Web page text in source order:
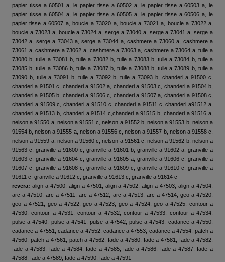
papier tisse a 60501 a, le papier tisse a 60502 a, le papier tisse a 60503 a, le
papier tisse a 60504 a, le papier tisse a 60505 a, le papier tisse a 60506 a, le
papier tisse a 60507 a, boucle a 73020 a, boucle a 73021 a, boucle a 73022 a,
boucle a 73023 a, boucle a 73024 a, serge a 73040 a, serge a 73041 a, serge a
73042 a, serge a 73043 a, serge a 73044 a, cashmere a 73060 a, cashmere a
73061 a, cashmere a 73062 a, cashmere a 73063 a, cashmere a 73064 a, tulle a
73080 b, tulle a 73081 b, tulle a 73082 b, tulle a 73083 b, tulle a 73084 b, tulle a
73085 b, tulle a 73086 b, tulle a 73087 b, tulle a 73088 b, tulle a 73089 b, tulle a
73090 b, tulle a 73091 b, tulle a 73092 b, tulle a 73093 b, chanderi a 91500 c,
chanderi a 91501 c, chanderi a 91502 a, chanderi a 91503 c, chanderi a 91504 b,
chanderi a 91505 b, chanderi a 91506 c, chanderi a 91507 a, chanderi a 91508 c,
chanderi a 91509 c, chanderi a 91510 c, chanderi a 91511 c, chanderi a91512 a,
chanderi a 91513 b, chanderi a 91514 c,chanderi a 91515 b, chanderi a 91516 a,
nelson a 91550 a, nelson a 91551 c, nelson a 91552 b, nelson a 91553 b, nelson a
91554 b, nelson a 91555 a, nelson a 91556 c, nelson a 91557 b, nelson a 91558 c,
nelson a 91559 a, nelson a 91560 c, nelson a 91561 c, nelson a 91562 b, nelson a
91563 c, granville a 91600 c, granville a 91601 b, granville a 91602 a, granville a
91603 c, granville a 91604 c, granville a 91605 a, granville a 91606 c, granville a
91607 c, granville a 91608 c, granville a 91609 c, granville a 91610 c, granville a
91611 c, granville a 91612 c, granville a 91613 c, granville a 91614 c
revera: align a 47500, align a 47501, align a 47502, align a 47503, align a 47504,
arc a 47510, arc a 47511, arc a 47512, arc a 47513, arc a 47514, geo a 47520,
geo a 47521, geo a 47522, geo a 47523, geo a 47524, geo a 47525, contour a
47530, contour a 47531, contour a 47532, contour a 47533, contour a 47534,
pulse a 47540, pulse a 47541, pulse a 47542, pulse a 47543, cadance a 47550,
cadance a 47551, cadance a 47552, cadance a 47553, cadance a 47554, patch a
47560, patch a 47561, patch a 47562, fade a 47580, fade a 47581, fade a 47582,
fade a 47583, fade a 47584, fade a 47585, fade a 47586, fade a 47587, fade a
47588, fade a 47589, fade a 47590, fade a 47591